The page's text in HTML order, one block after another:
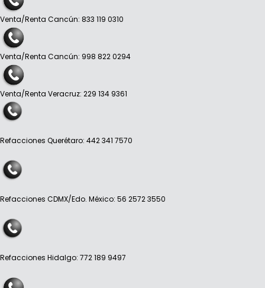
Venta/Renta Cancún: 833 119 0310
Venta/Renta Cancún: 998 822 0294
Venta/Renta Veracruz: 229 134 9361
Refacciones Querétaro: 442 341 7570
Refacciones CDMX/Edo. México: 56 2572 3550
Refacciones Hidalgo: 772 189 9497